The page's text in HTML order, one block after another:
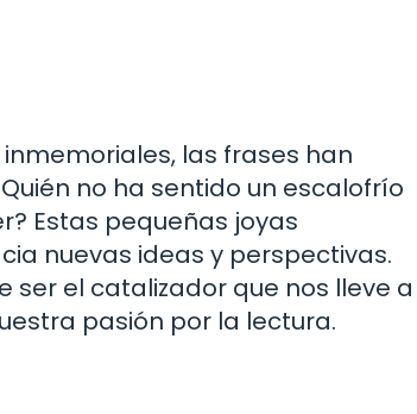
las frases han
no ha sentido un escalofrío
Estas pequeñas joyas
nuevas ideas y perspectivas.
ser el catalizador que nos lleve a
pasión por la lectura.